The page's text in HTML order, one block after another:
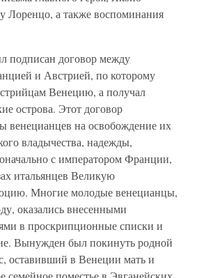
Лоренцо, а также воспоминания
подписан договор между
и Австрией, по которому
Венецию, а получал
острова. Этот договор
венецианцев на освобождение их
владычества, надежды,
с императором Франции,
итальянцев Великую
Многие молодые венецианцы,
оказались внесенными
в проскрипционные списки и
Вынужден был покинуть родной
оставивший в Венеции мать и